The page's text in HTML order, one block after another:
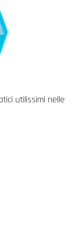
utilissimi nelle